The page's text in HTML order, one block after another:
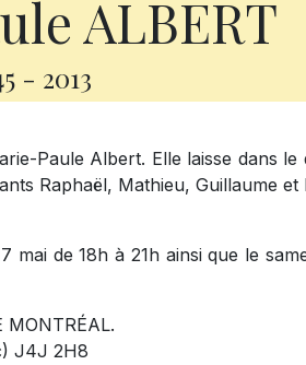
ALBERT
- 2013
Paule Albert. Elle laisse dans le
Raphaël, Mathieu, Guillaume et
de 18h à 21h ainsi que le
MONTRÉAL.
J4J 2H8